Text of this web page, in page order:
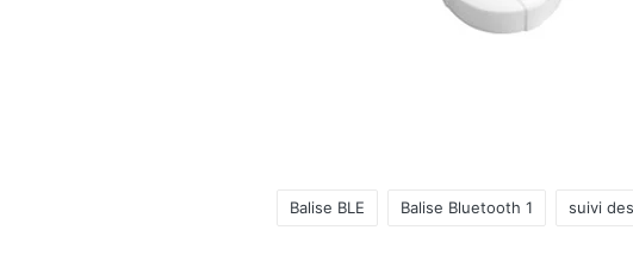
Tags:
Balise BLE Balise Bluetooth 1 suivi